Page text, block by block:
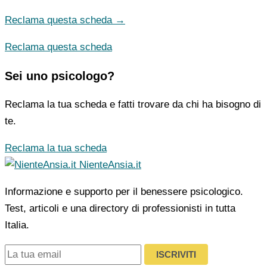
Reclama questa scheda →
Reclama questa scheda
Sei uno psicologo?
Reclama la tua scheda e fatti trovare da chi ha bisogno di
te.
Reclama la tua scheda
NienteAnsia.it
Informazione e supporto per il benessere psicologico.
Test, articoli e una directory di professionisti in tutta
Italia.
ISCRIVITI